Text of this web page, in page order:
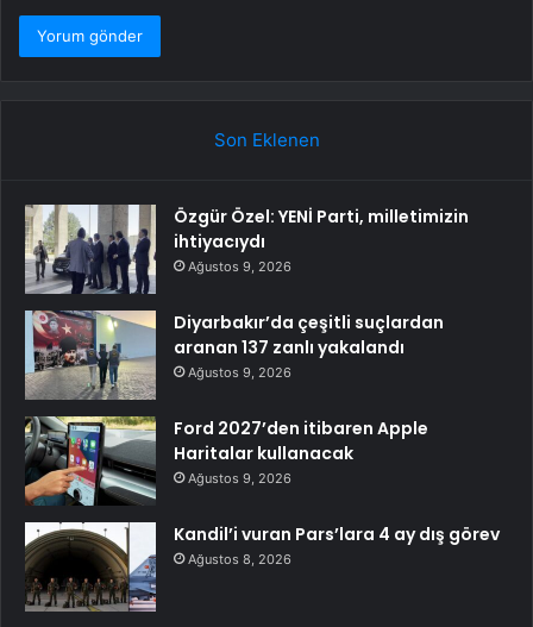
Son Eklenen
Özgür Özel: YENİ Parti, milletimizin
ihtiyacıydı
Ağustos 9, 2026
Diyarbakır’da çeşitli suçlardan
aranan 137 zanlı yakalandı
Ağustos 9, 2026
Ford 2027’den itibaren Apple
Haritalar kullanacak
Ağustos 9, 2026
Kandil’i vuran Pars’lara 4 ay dış görev
Ağustos 8, 2026